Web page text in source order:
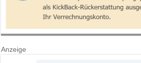
Anzeige